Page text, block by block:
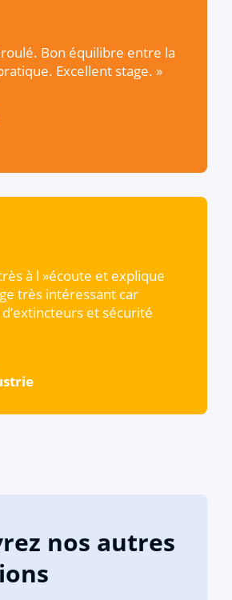
Bon équilibre entre la
Excellent stage. »
à l »écoute et explique
très intéressant car
et sécurité
nos autres